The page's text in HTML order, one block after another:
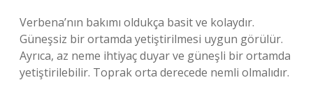
Verbena’nın bakımı oldukça basit ve kolaydır.
Güneşsiz bir ortamda yetiştirilmesi uygun görülür.
Ayrıca, az neme ihtiyaç duyar ve güneşli bir ortamda
yetiştirilebilir. Toprak orta derecede nemli olmalıdır.